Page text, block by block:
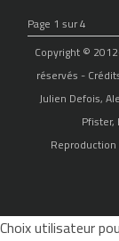
Page 1 sur 4
Copyright ©
réservés -
Julien Defois,
Choix utilisateur